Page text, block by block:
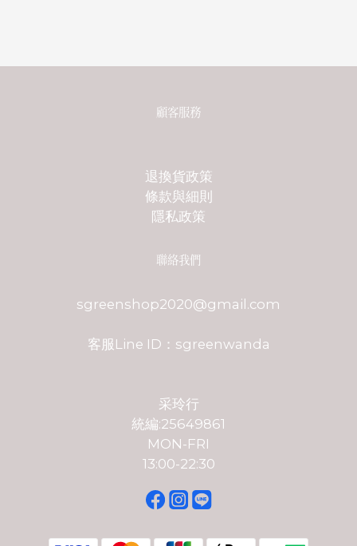
顧客服務
退換貨政策
條款與細則
隱私政策
聯絡我們
sgreenshop2020@gmail.com
客服Line ID：sgreenwanda
采玲行
統編:25649861
MON-FRI
13:00-22:30